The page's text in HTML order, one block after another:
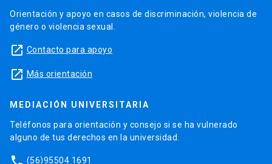
Orientación y apoyo en casos de discriminación, violencia de
género o violencia sexual.
launch Contacto para apoyo
launch Más orientación
MEDIACIÓN UNIVERSITARIA
Teléfonos para orientación y consejo si se ha vulnerado
alguno de tus derechos en la universidad.
(56)95504 1691